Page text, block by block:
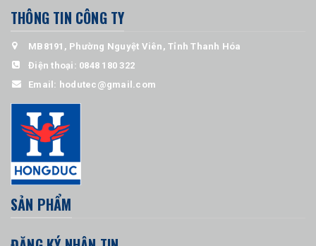
THÔNG TIN CÔNG TY
MB8191, Phường Nguyệt Viên, Tỉnh Thanh Hóa
Điện thoại: 0848 180 322
Email: hodutec@gmail.com
SẢN PHẨM